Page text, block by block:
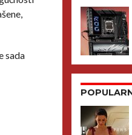
sada